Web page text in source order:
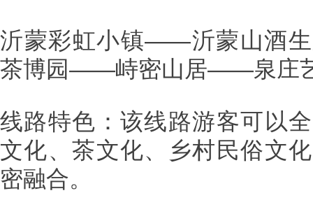
沂蒙彩虹小镇——沂蒙山酒
茶博园——峙密山居——泉庄
线路特色：该线路游客可以
文化、茶文化、乡村民俗文
密融合。